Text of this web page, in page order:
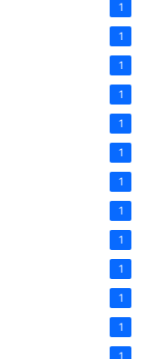
1
1
1
1
1
1
1
1
1
1
1
1
1